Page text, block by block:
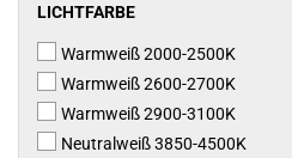
LICHTFARBE
LICHTFARBE
Warmweiß 2000-2500K
Warmweiß 2600-2700K
Warmweiß 2900-3100K
Neutralweiß 3850-4500K